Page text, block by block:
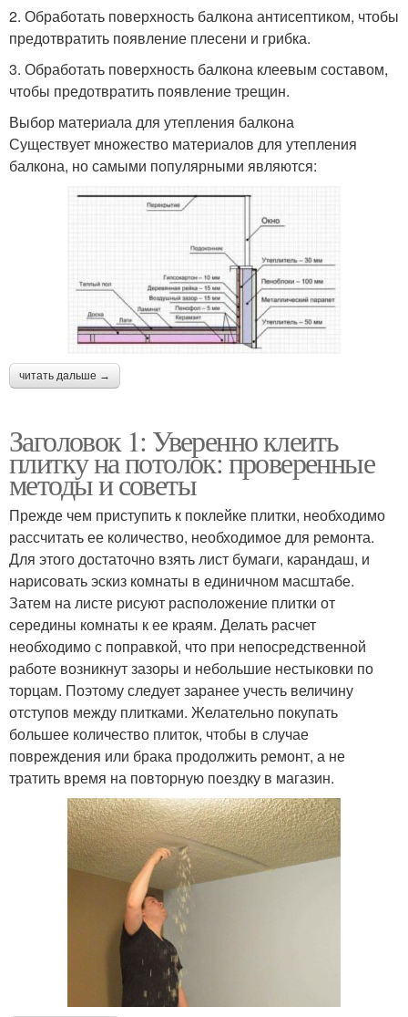
2. Обработать поверхность балкона антисептиком, чтобы
предотвратить появление плесени и грибка.
3. Обработать поверхность балкона клеевым составом,
чтобы предотвратить появление трещин.
Выбор материала для утепления балкона
Существует множество материалов для утепления
балкона, но самыми популярными являются:
читать дальше →
Заголовок 1: Уверенно клеить
плитку на потолок: проверенные
методы и советы
Прежде чем приступить к поклейке плитки, необходимо
рассчитать ее количество, необходимое для ремонта.
Для этого достаточно взять лист бумаги, карандаш, и
нарисовать эскиз комнаты в единичном масштабе.
Затем на листе рисуют расположение плитки от
середины комнаты к ее краям. Делать расчет
необходимо с поправкой, что при непосредственной
работе возникнут зазоры и небольшие нестыковки по
торцам. Поэтому следует заранее учесть величину
отступов между плитками. Желательно покупать
большее количество плиток, чтобы в случае
повреждения или брака продолжить ремонт, а не
тратить время на повторную поездку в магазин.